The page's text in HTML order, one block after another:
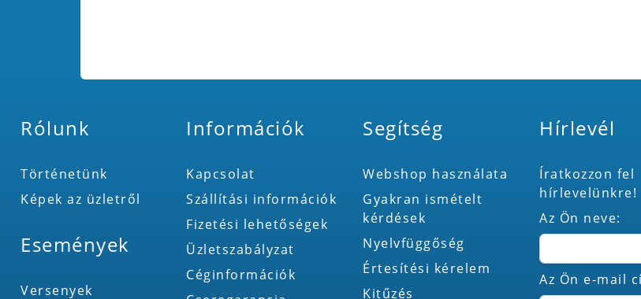
Rólunk
Történetünk
Képek az üzletről
Események
Versenyek
Információk
Kapcsolat
Szállítási információk
Fizetési lehetőségek
Üzletszabályzat
Céginformációk
Segítség
Webshop használata
Gyakran ismételt
kérdések
Nyelvfüggőség
Értesítési kérelem
Kitűzés
Hírlevél
Íratkozzon fel
hírlevelünkre!
Az Ön neve:
Az Ön e-mail